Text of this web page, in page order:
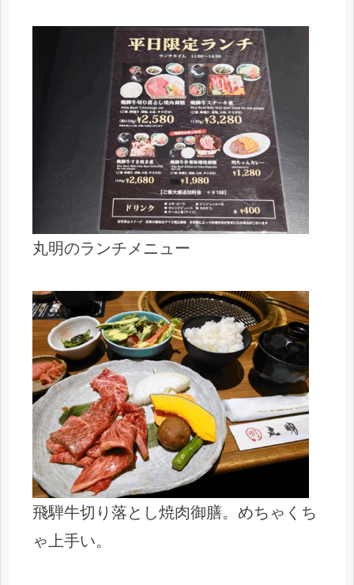
丸明のランチメニュー
飛騨牛切り落とし焼肉御膳。めちゃくち
ゃ上手い。